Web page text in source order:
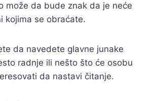
može da bude znak da je neće
kojima se obraćate.
da navedete glavne junake
radnje ili nešto što će osobu
da nastavi čitanje.